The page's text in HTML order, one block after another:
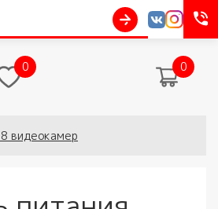
0 0
видеокамер